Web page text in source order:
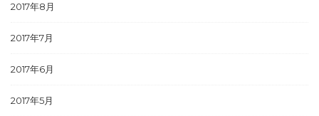
2017年8月
2017年7月
2017年6月
2017年5月